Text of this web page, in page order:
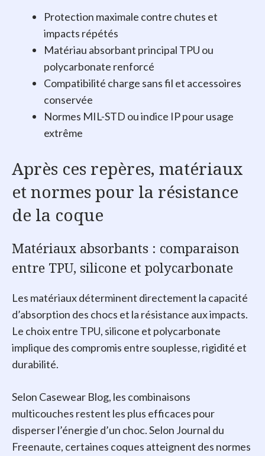
Protection maximale contre chutes et
impacts répétés
Matériau absorbant principal TPU ou
polycarbonate renforcé
Compatibilité charge sans fil et accessoires
conservée
Normes MIL-STD ou indice IP pour usage
extrême
Après ces repères, matériaux
et normes pour la résistance
de la coque
Matériaux absorbants : comparaison
entre TPU, silicone et polycarbonate
Les matériaux déterminent directement la capacité
d’absorption des chocs et la résistance aux impacts.
Le choix entre TPU, silicone et polycarbonate
implique des compromis entre souplesse, rigidité et
durabilité.
Selon Casewear Blog, les combinaisons
multicouches restent les plus efficaces pour
disperser l’énergie d’un choc. Selon Journal du
Freenaute, certaines coques atteignent des normes